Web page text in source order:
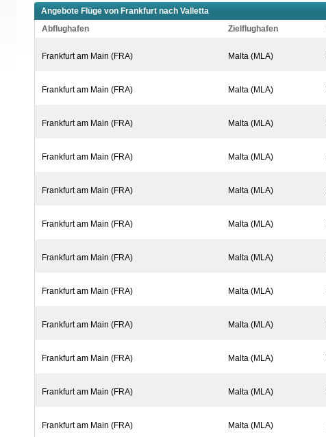
Angebote Flüge von Frankfurt nach Valletta
Abflughafen
Zielflughafen
Frankfurt am Main (FRA) Malta (MLA)
Frankfurt am Main (FRA) Malta (MLA)
Frankfurt am Main (FRA) Malta (MLA)
Frankfurt am Main (FRA) Malta (MLA)
Frankfurt am Main (FRA) Malta (MLA)
Frankfurt am Main (FRA) Malta (MLA)
Frankfurt am Main (FRA) Malta (MLA)
Frankfurt am Main (FRA) Malta (MLA)
Frankfurt am Main (FRA) Malta (MLA)
Frankfurt am Main (FRA) Malta (MLA)
Frankfurt am Main (FRA) Malta (MLA)
Frankfurt am Main (FRA) Malta (MLA)